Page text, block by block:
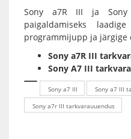
Sony a7R III ja Sony
paigaldamiseks
programmijupp ja järgige
Sony a7R III
Sony A7 III
Sony a7 III Sony a7 III
Sony a7r III tarkvarauuendus